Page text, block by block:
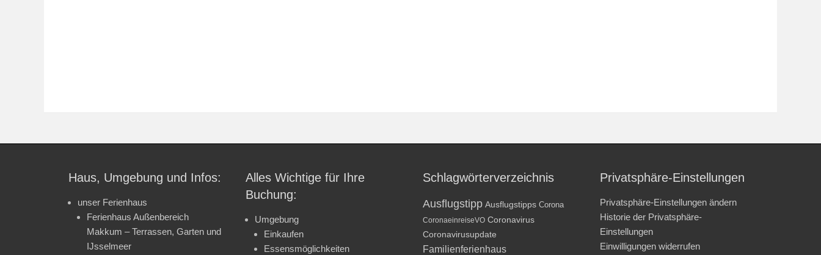
Haus, Umgebung und Infos:
unser Ferienhaus
Ferienhaus Außenbereich
Makkum – Terrassen, Garten und
IJsselmeer
Alles Wichtige für Ihre
Buchung:
Umgebung
Einkaufen
Essensmöglichkeiten
Schlagwörterverzeichnis
Ausflugstipp Ausflugstipps Corona
CoronaeinreiseVO Coronavirus
Coronavirusupdate
Familienferienhaus
Privatsphäre-Einstellungen
Privatsphäre-Einstellungen ändern
Historie der Privatsphäre-
Einstellungen
Einwilligungen widerrufen